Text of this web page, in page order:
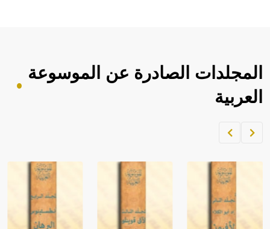
المجلدات الصادرة عن الموسوعة
العربية